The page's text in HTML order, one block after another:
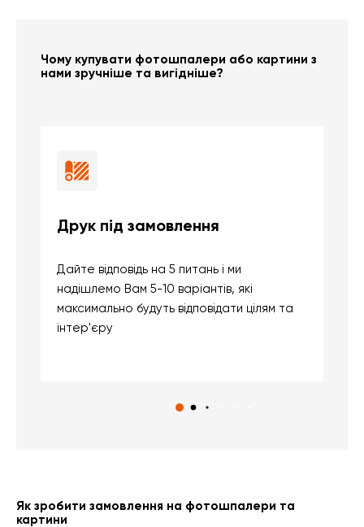
Чому купувати фотошпалери або картини з
нами зручніше та вигідніше?
Друк під замовлення
Дайте відповідь на 5 питань і ми
надішлемо Вам 5-10 варіантів, які
максимально будуть відповідати цілям та
інтер'єру
Як зробити замовлення на фотошпалери та
картини